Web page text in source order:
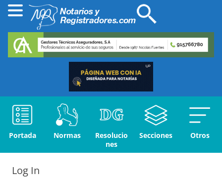
Portada Normas
Resolucio
nes
Secciones Otros
Log In